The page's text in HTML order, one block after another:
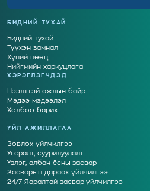
БИДНИЙ ТУХАЙ
Бидний тухай
Түүхэн замнал
Хүний нөөц
Нийгмийн хариуцлага
ХЭРЭГЛЭГЧДЭД
Нээлттэй ажлын байр
Мэдээ мэдээлэл
Холбоо барих
ҮЙЛ АЖИЛЛАГАА
Зөвлөх үйлчилгээ
Угсралт, суурилуулалт
Үзлэг, албан ёсны засвар
Засварын дараах үйлчилгээ
24/7 Яаралтай засвар үйлчилгээ